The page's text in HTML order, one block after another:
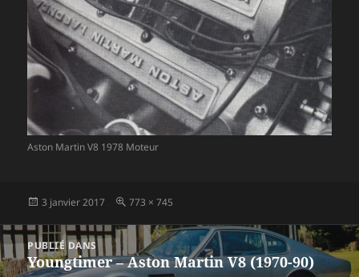
Aston Martin V8 1978 Moteur
Publié
3 janvier 2017
Taille
773 × 745
Navigation
de
l’article
PUBLIÉ DANS
Youngtimer – Aston Martin V8 (1970-90)